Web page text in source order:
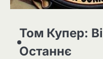
Том Купер:
Останнє